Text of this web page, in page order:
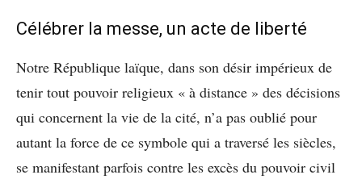
Célébrer la messe, un acte de liberté
Notre République laïque, dans son désir impérieux de
tenir tout pouvoir religieux « à distance » des décisions
qui concernent la vie de la cité, n’a pas oublié pour
autant la force de ce symbole qui a traversé les siècles,
se manifestant parfois contre les excès du pouvoir civil